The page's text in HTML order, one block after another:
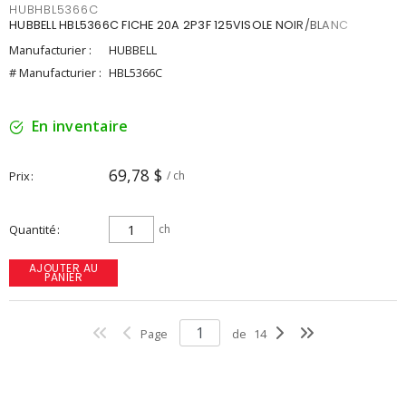
HUBHBL5366C
HUBBELL HBL5366C FICHE 20A 2P3F 125VISOLE NOIR/BLANC
Manufacturier :
HUBBELL
# Manufacturier : HBL5366C
En inventaire
Prix 69,78 $ / ch
Quantité ch
AJOUTER AU
PANIER
Page de 14